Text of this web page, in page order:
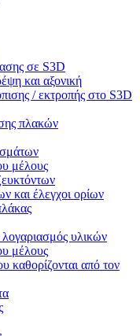
σε S3D
και αξονική
/ εκτροπής στο S3D
πλακών
μέλους
και έλεγχοι ορίων
υλικών
μέλους
καθορίζονται από τον